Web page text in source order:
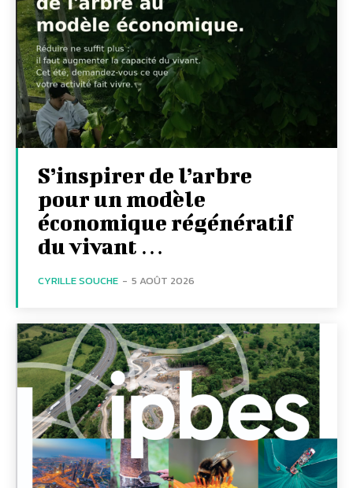
S’inspirer de l’arbre
pour un modèle
économique régénératif
du vivant …
CYRILLE SOUCHE - 5 AOÛT 2026